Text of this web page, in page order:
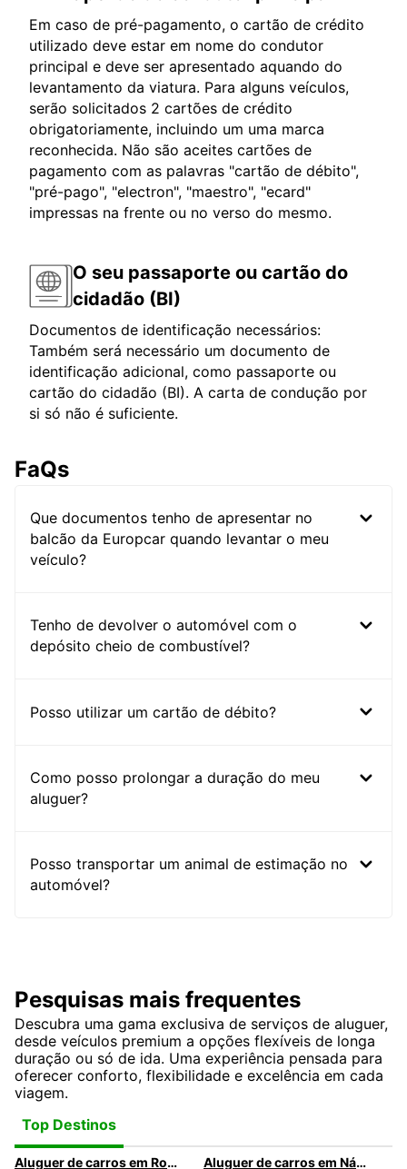
Em caso de pré-pagamento, o cartão de crédito
utilizado deve estar em nome do condutor
principal e deve ser apresentado aquando do
levantamento da viatura. Para alguns veículos,
serão solicitados 2 cartões de crédito
obrigatoriamente, incluindo um uma marca
reconhecida. Não são aceites cartões de
pagamento com as palavras "cartão de débito",
"pré-pago", "electron", "maestro", "ecard"
impressas na frente ou no verso do mesmo.
O seu passaporte ou cartão do
cidadão (BI)
Documentos de identificação necessários:
Também será necessário um documento de
identificação adicional, como passaporte ou
cartão do cidadão (BI). A carta de condução por
si só não é suficiente.
FaQs
Que documentos tenho de apresentar no
balcão da Europcar quando levantar o meu
veículo?
Tenho de devolver o automóvel com o
depósito cheio de combustível?
Posso utilizar um cartão de débito?
Como posso prolongar a duração do meu
aluguer?
Posso transportar um animal de estimação no
automóvel?
Pesquisas mais frequentes
Descubra uma gama exclusiva de serviços de aluguer,
desde veículos premium a opções flexíveis de longa
duração ou só de ida. Uma experiência pensada para
oferecer conforto, flexibilidade e excelência em cada
viagem.
Top Destinos
Aluguer de carros em Roma
Aluguer de carros em Nápoles